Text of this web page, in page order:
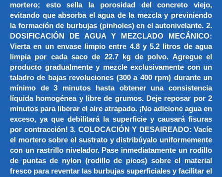
mortero; esto sella la porosidad del concreto viejo,
evitando que absorba el agua de la mezcla y previniendo
la formación de burbujas (pinholes) en el autonivelante. 2.
DOSIFICACIÓN DE AGUA Y MEZCLADO MECÁNICO:
Vierta en un envase limpio entre 4.8 y 5.2 litros de agua
limpia por cada saco de 22.7 kg de polvo. Agregue el
producto gradualmente y mezcle exclusivamente con un
taladro de bajas revoluciones (300 a 400 rpm) durante un
mínimo de 3 minutos hasta obtener una consistencia
líquida homogénea y libre de grumos. Deje reposar por 2
minutos para liberar el aire atrapado. ¡No adicione agua en
exceso, ya que debilitará la superficie y causará fisuras
por contracción! 3. COLOCACIÓN Y DESAIREADO: Vacíe
el mortero sobre el sustrato y distribúyalo uniformemente
con un rastrillo nivelador. Pase inmediatamente un rodillo
de puntas de nylon (rodillo de picos) sobre el material
fresco para reventar las burbujas superficiales y facilitar el